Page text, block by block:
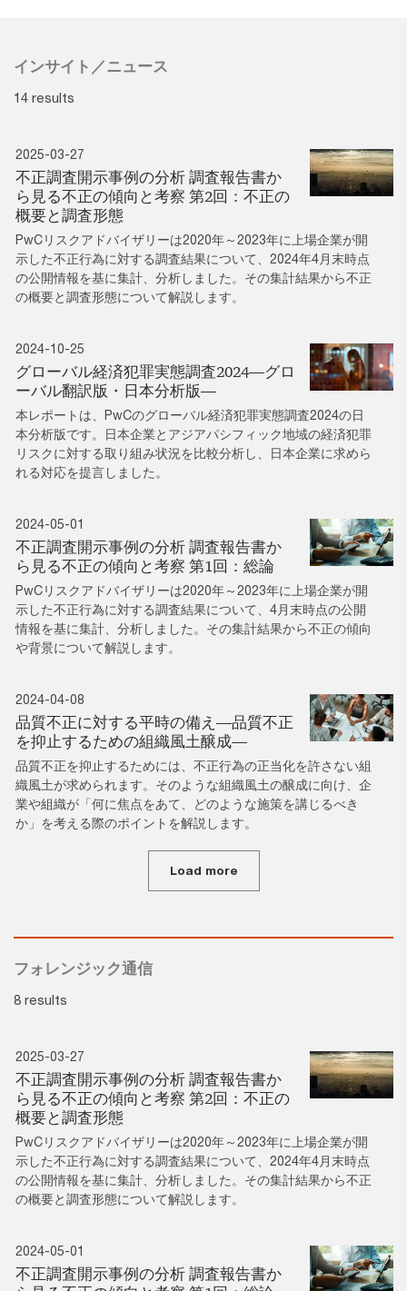
インサイト／ニュース
14 results
2025-03-27
不正調査開示事例の分析 調査報告書か
ら見る不正の傾向と考察 第2回：不正の
概要と調査形態
PwCリスクアドバイザリーは2020年～2023年に上場企業が開
示した不正行為に対する調査結果について、2024年4月末時点
の公開情報を基に集計、分析しました。その集計結果から不正
の概要と調査形態について解説します。
2024-10-25
グローバル経済犯罪実態調査2024―グロ
ーバル翻訳版・日本分析版―
本レポートは、PwCのグローバル経済犯罪実態調査2024の日
本分析版です。日本企業とアジアパシフィック地域の経済犯罪
リスクに対する取り組み状況を比較分析し、日本企業に求めら
れる対応を提言しました。
2024-05-01
不正調査開示事例の分析 調査報告書か
ら見る不正の傾向と考察 第1回：総論
PwCリスクアドバイザリーは2020年～2023年に上場企業が開
示した不正行為に対する調査結果について、4月末時点の公開
情報を基に集計、分析しました。その集計結果から不正の傾向
や背景について解説します。
2024-04-08
品質不正に対する平時の備え―品質不正
を抑止するための組織風土醸成―
品質不正を抑止するためには、不正行為の正当化を許さない組
織風土が求められます。そのような組織風土の醸成に向け、企
業や組織が「何に焦点をあて、どのような施策を講じるべき
か」を考える際のポイントを解説します。
Load more
フォレンジック通信
8 results
2025-03-27
不正調査開示事例の分析 調査報告書か
ら見る不正の傾向と考察 第2回：不正の
概要と調査形態
PwCリスクアドバイザリーは2020年～2023年に上場企業が開
示した不正行為に対する調査結果について、2024年4月末時点
の公開情報を基に集計、分析しました。その集計結果から不正
の概要と調査形態について解説します。
2024-05-01
不正調査開示事例の分析 調査報告書か